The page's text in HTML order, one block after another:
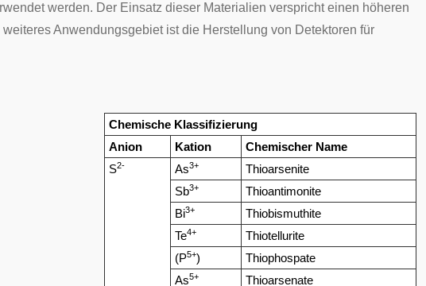
werden. Der Einsatz dieser Materialien verspricht einen höheren
Anwendungsgebiet ist die Herstellung von Detektoren für
Chemische Klassifizierung
Anion
Kation
Chemischer Name
S2- As3+
Thioarsenite
Sb3+
Thioantimonite
Bi3+
Thiobismuthite
Te4+
Thiotellurite
(P5+)
Thiophospate
As5+
Thioarsenate